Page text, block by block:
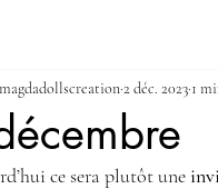
magdadollscreation2 déc. 2023 1
ce sera plutôt une